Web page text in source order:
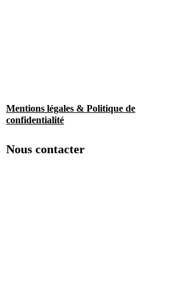
Mentions légales & Politique de
confidentialité
Nous contacter